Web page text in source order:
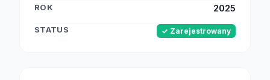
ROK 2025
STATUS ✓ Zarejestrowany